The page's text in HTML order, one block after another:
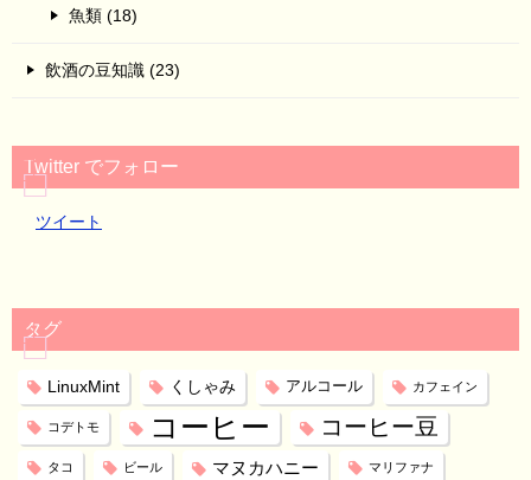
魚類 (18)
飲酒の豆知識 (23)
Twitter でフォロー
ツイート
タグ
LinuxMint くしゃみ アルコール カフェイン
コデトモ コーヒー コーヒー豆
タコ ビール マヌカハニー マリファナ